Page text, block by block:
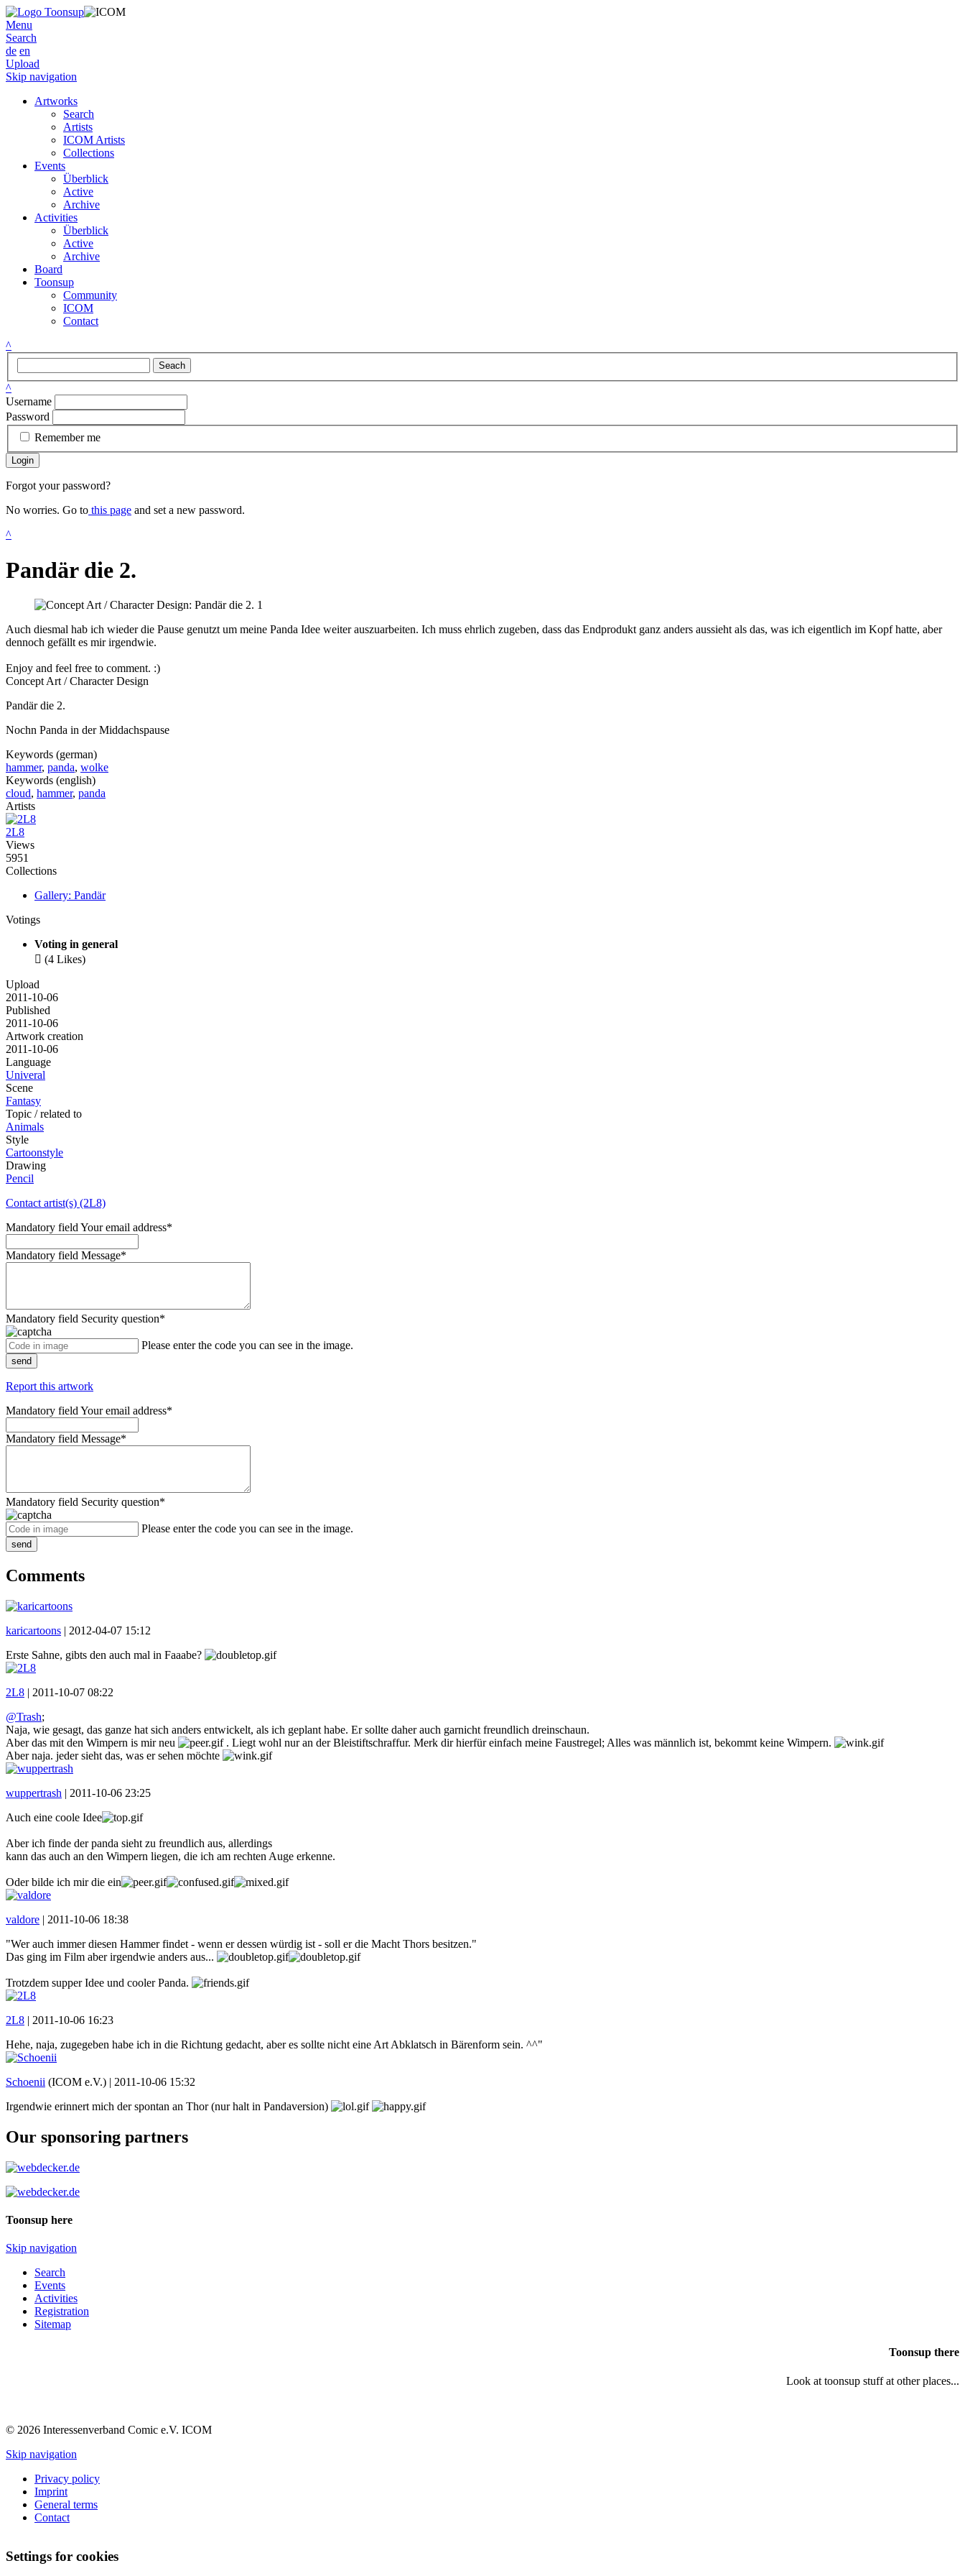
Menu
Search
de en
Upload
Skip navigation
Artworks
Search
Artists
ICOM Artists
Collections
Events
Überblick
Active
Archive
Activities
Überblick
Active
Archive
Board
Toonsup
Community
ICOM
Contact
^
Seach
^
Username
Password
Remember me
Login
Forgot your password?
No worries. Go to this page and set a new password.
^
Pandär die 2.
Auch diesmal hab ich wieder die Pause genutzt um meine Panda Idee weiter auszuarbeiten. Ich muss ehrlich zugeben, dass das Endprodukt ganz anders aussieht als das, was ich eigentlich im Kopf hatte, aber
dennoch gefällt es mir irgendwie.
Enjoy and feel free to comment. :)
Concept Art / Character Design
Pandär die 2.
Nochn Panda in der Middachspause
Keywords (german)
hammer, panda, wolke
Keywords (english)
cloud, hammer, panda
Artists
2L8
Views
5951
Collections
Gallery: Pandär
Votings
Voting in general
 (4 Likes)
Upload
2011-10-06
Published
2011-10-06
Artwork creation
2011-10-06
Language
Univeral
Scene
Fantasy
Topic / related to
Animals
Style
Cartoonstyle
Drawing
Pencil
Contact artist(s) (2L8)
Mandatory field Your email address*
Mandatory field Message*
Mandatory field Security question*
Please enter the code you can see in the image.
send
Report this artwork
Mandatory field Your email address*
Mandatory field Message*
Mandatory field Security question*
Please enter the code you can see in the image.
send
Comments
karicartoons | 2012-04-07 15:12
Erste Sahne, gibts den auch mal in Faaabe?
2L8 | 2011-10-07 08:22
@Trash;
Naja, wie gesagt, das ganze hat sich anders entwickelt, als ich geplant habe. Er sollte daher auch garnicht freundlich dreinschaun.
Aber das mit den Wimpern is mir neu
. Liegt wohl nur an der Bleistiftschraffur. Merk dir hierfür einfach meine Faustregel; Alles was männlich ist, bekommt keine Wimpern.
Aber naja. jeder sieht das, was er sehen möchte
wuppertrash | 2011-10-06 23:25
Auch eine coole Idee
Aber ich finde der panda sieht zu freundlich aus, allerdings
kann das auch an den Wimpern liegen, die ich am rechten Auge erkenne.
Oder bilde ich mir die ein
valdore | 2011-10-06 18:38
"Wer auch immer diesen Hammer findet - wenn er dessen würdig ist - soll er die Macht Thors besitzen."
Das ging im Film aber irgendwie anders aus...
Trotzdem supper Idee und cooler Panda.
2L8 | 2011-10-06 16:23
Hehe, naja, zugegeben habe ich in die Richtung gedacht, aber es sollte nicht eine Art Abklatsch in Bärenform sein. ^^"
Schoenii (ICOM e.V.) | 2011-10-06 15:32
Irgendwie erinnert mich der spontan an Thor (nur halt in Pandaversion)
Our sponsoring partners
Toonsup here
Skip navigation
Search
Events
Activities
Registration
Sitemap
Toonsup there
Look at toonsup stuff at other places...
© 2026 Interessenverband Comic e.V. ICOM
Skip navigation
Privacy policy
Imprint
General terms
Contact
Settings for cookies